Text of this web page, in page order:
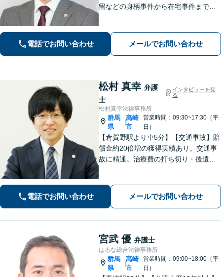
留などの身柄事件から在宅事件まで、
います。」
電話でお問い合わせ メールでお問い合わせ
松村 真幸 弁護
士
インタビューを見
る
松村真幸法律事務所
群馬
県
|
高崎
市
営業時間：09:30~17:30（平
日）
【倉賀野駅より車5分】【交通事故】賠
償金約20倍増の獲得実績あり。交通事
故に精通。治療費の打ち切り・後遺障
多数。養育費・財産分与・親権などあ
らゆる問題に丁寧に対応します。
電話でお問い合わせ メールでお問い合わせ
宮武 優 弁護士
はるな総合法律事務所
群馬
県
|
高崎
市
営業時間：09:00~18:00（平
日）